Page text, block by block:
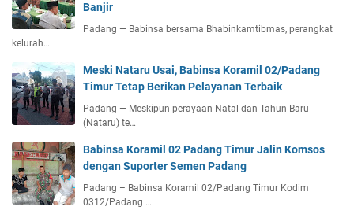
Banjir
Padang — Babinsa bersama Bhabinkamtibmas, perangkat
kelurah…
Meski Nataru Usai, Babinsa Koramil 02/Padang
Timur Tetap Berikan Pelayanan Terbaik
Padang — Meskipun perayaan Natal dan Tahun Baru
(Nataru) te…
Babinsa Koramil 02 Padang Timur Jalin Komsos
dengan Suporter Semen Padang
Padang – Babinsa Koramil 02/Padang Timur Kodim
0312/Padang …